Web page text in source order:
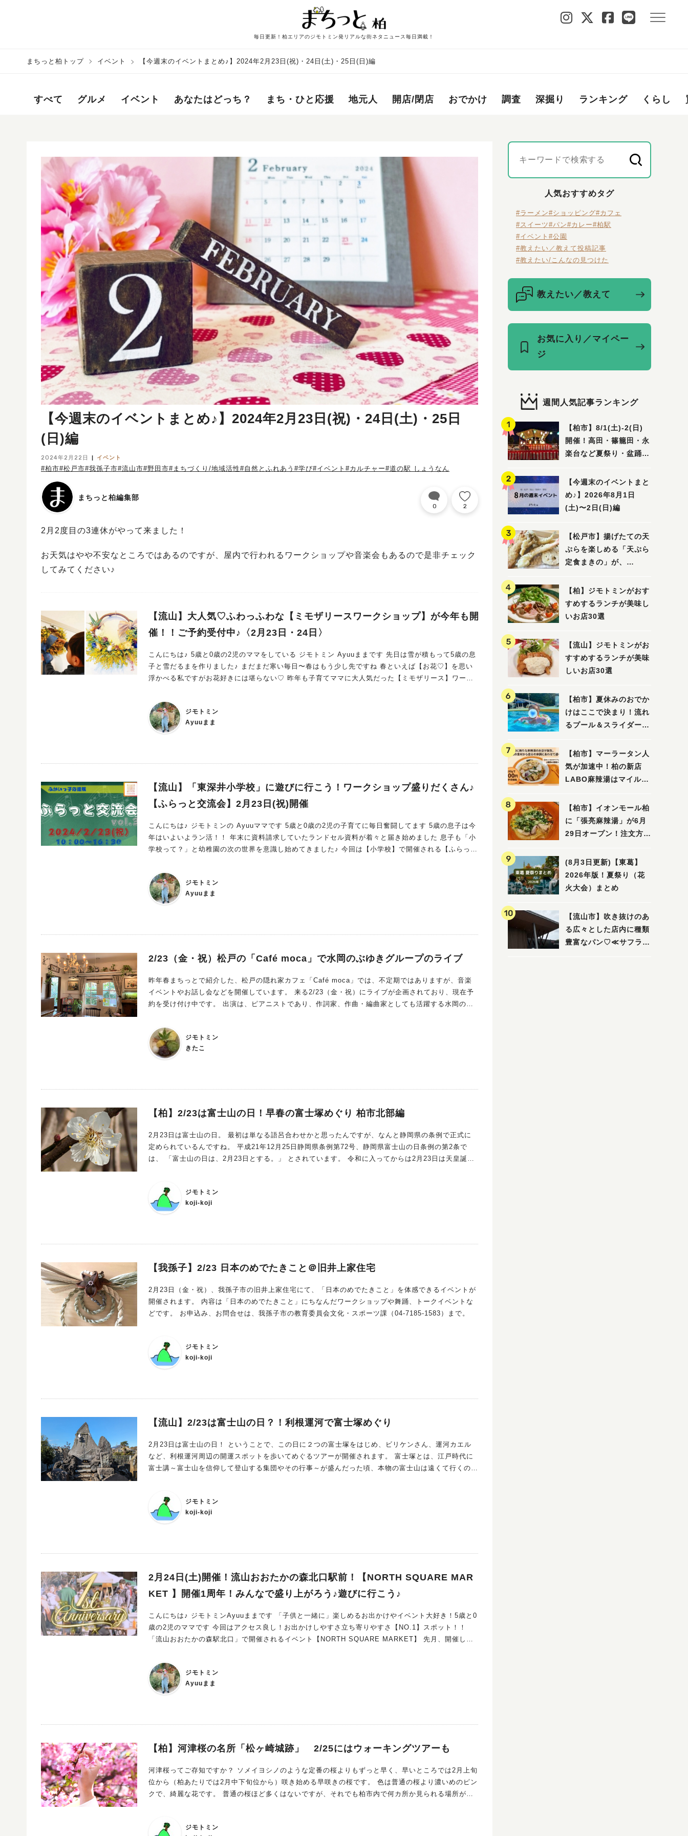
毎日更新！柏エリアのジモトミン発リアルな街ネタニュース毎日満載！
まちっと柏トップ イベント 【今週末のイベントまとめ♪】2024年2月23日(祝)・24日(土)・25日(日)編
すべて グルメ イベント あなたはどっち？ まち・ひと応援 地元人 開店/閉店 おでかけ 調査 深掘り ランキング くらし
【今週末のイベントまとめ♪】2024年2月23日(祝)・24日(土)・25日
(日)編
2024年2月22日 イベント
#柏市#松戸市#我孫子市#流山市#野田市#まちづくり/地域活性#自然とふれあう #学び#イベント #カルチャー#道の駅 しょうなん
まちっと柏編集部
0 2
2月2度目の3連休がやって来ました！
お天気はやや不安なところではあるのですが、屋内で行われるワークショップや音楽会もあるので是非チェック
してみてください♪
【流山】大人気♡ふわっふわな【ミモザリースワークショップ】が今年も開
催！！ご予約受付中♪〈2月23日・24日〉
こんにちは♪ 5歳と0歳の2児のママをしている ジモトミン Ayuuままです 先日は雪が積もって5歳の息
子と雪だるまを作りました♪ まだまだ寒い毎日〜春はもう少し先ですね 春といえば【お花♡】を思い
浮かべる私ですがお花好きには堪らない♡ 昨年も子育てママに大人気だった【ミモザリース】ワーク
私も絶対に行きたい！今からワクワクしてます♪ ふわっふわの可愛いミモザで 「自分好みのオリジナ
ジモトミン
Ayuuまま
【流山】「東深井小学校」に遊びに行こう！ワークショップ盛りだくさん♪
【ふらっと交流会】2月23日(祝)開催
こんにちは♪ ジモトミンの Ayuuママです 5歳と0歳の2児の子育てに毎日奮闘してます 5歳の息子は今
年はいよいよラン活！！ 年末に資料請求していたランドセル資料が着々と届き始めました 息子も「小
学校って？」と幼稚園の次の世界を意識し始めてきました♪ 今回は【小学校】で開催される【ふらっと
様にもおすすめです 「小学校ってどんなとこ？楽しく遊んでみませんか？」 卒業を控えるお子様は思
い出の1ページを作りに♪ 学区の枠などは全く関係ありませんよー！ だれでも「ふらっと」気軽に立ち
ジモトミン
Ayuuまま
2/23（金・祝）松戸の「Café moca」で水岡のぶゆきグループのライブ
昨年春まちっとで紹介した、松戸の隠れ家カフェ「Café moca」では、不定期ではありますが、音楽
イベントやお話し会などを開催しています。 来る2/23（金・祝）にライブが企画されており、現在予
約を受け付け中です。 出演は、ピアニストであり、作詞家、作曲・編曲家としても活躍する水岡のぶ
部智彦さん。 ホット＆クールなジャズテイスト溢れる独自のサウンドで、各界から好評を博している
トリオです。 午後のひとときを、落ち着けるカフェ空間で、上質な音楽とともに過ごしてみません
か。
ジモトミン
きたこ
【柏】2/23は富士山の日！早春の富士塚めぐり 柏市北部編
2月23日は富士山の日。 最初は単なる語呂合わせかと思ったんですが、なんと静岡県の条例で正式に
定められているんですね。 平成21年12月25日静岡県条例第72号、静岡県富士山の日条例の第2条で
は、 「富士山の日は、2月23日とする。」 とされています。 令和に入ってからは2月23日は天皇誕生
ジモトミン
koji-koji
【我孫子】2/23 日本のめでたきこと＠旧井上家住宅
2月23日（金・祝）、我孫子市の旧井上家住宅にて、「日本のめでたきこと」を体感できるイベントが
開催されます。 内容は「日本のめでたきこと」にちなんだワークショップや舞踊、トークイベントな
どです。 お申込み、お問合せは、我孫子市の教育委員会文化・スポーツ課（04-7185-1583）まで。
ジモトミン
koji-koji
【流山】2/23は富士山の日？！利根運河で富士塚めぐり
2月23日は富士山の日！ ということで、この日に２つの富士塚をはじめ、ビリケンさん、運河カエル
など、利根運河周辺の開運スポットを歩いてめぐるツアーが開催されます。 富士塚とは、江戸時代に
富士講～富士山を信仰して登山する集団やその行事～が盛んだった頃、本物の富士山は遠くて行くのが
て利用したものなどさまざまなものがあります。 そんな富士塚が利根運河の周辺に２つもあるんで
す。
ジモトミン
koji-koji
2月24日(土)開催！流山おおたかの森北口駅前！【NORTH SQUARE MAR
KET 】開催1周年！みんなで盛り上がろう♪遊びに行こう♪
こんにちは♪ ジモトミンAyuuままです 「子供と一緒に」楽しめるお出かけやイベント大好き！5歳と0
歳の2児のママです 今回はアクセス良し！お出かけしやすさ立ち寄りやすさ【NO.1】スポット！！
「流山おおたかの森駅北口」で開催されるイベント【NORTH SQUARE MARKET】 先月、開催した
「ふらっと息抜きに1人で」 どのシーンにもぴったり！なイベントでした 「ぜひぜひ！イベント情報
をおすすめ発信したい！」そう思って主催者の方に教えていただいたのでご紹介します♪
ジモトミン
Ayuuまま
【柏】河津桜の名所「松ヶ崎城跡」 2/25にはウォーキングツアーも
河津桜ってご存知ですか？ ソメイヨシノのような定番の桜よりもずっと早く、早いところでは2月上旬
位から（柏あたりでは2月中下旬位から）咲き始める早咲きの桜です。 色は普通の桜より濃いめのピン
クで、綺麗な花です。 普通の桜ほど多くはないですが、それでも柏市内で何カ所か見られる場所があ
ジモトミン
人気おすすめタグ
#ラーメン#ショッピング#カフェ
#スイーツ#パン#カレー#柏駅
#イベント #公園
#教えたい／教えて投稿記事
#教えたい/こんなの見つけた
教えたい／教えて
お気に入り／マイペー
ジ
週間人気記事ランキング
【柏市】8/1(土)‐2(日)
開催！高田・篠籠田・永
楽台など夏祭り・盆踊り
【今週末のイベントまと
め♪】2026年8月1日
(土)〜2日(日)編
【松戸市】揚げたての天
ぷらを楽しめる「天ぷら
定食まきの」が、
【柏】ジモトミンがおす
すめするランチが美味し
いお店30選
【流山】ジモトミンがお
すすめするランチが美味
しいお店30選
【柏市】夏休みのおでか
けはここで決まり！流れ
るプール＆スライダーに
ル」を親子で満喫してき
ました！
【柏市】マーラータン人
気が加速中！柏の新店
LABO麻辣湯はマイルド
【柏市】イオンモール柏
に「張亮麻辣湯」が6月
29日オープン！注文方法
ビュー
(8月3日更新)【東葛】
2026年版！夏祭り（花
火大会）まとめ
【流山市】吹き抜けのあ
る広々とした店内に種類
豊富なパン♡≪サフラン